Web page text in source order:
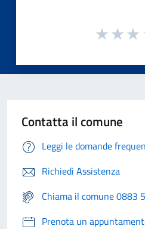
Contatta il comune
Leggi le domande
Richiedi Assistenza
Chiama il comune 0883
Prenota un